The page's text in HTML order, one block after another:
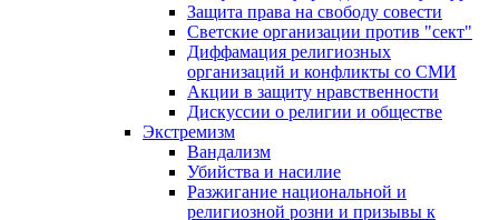
Защита права на свободу совести
Светские организации против "сект"
Диффамация религиозных
организаций и конфликты со СМИ
Акции в защиту нравственности
Дискуссии о религии и обществе
Экстремизм
Вандализм
Убийства и насилие
Разжигание национальной и
религиозной розни и призывы к